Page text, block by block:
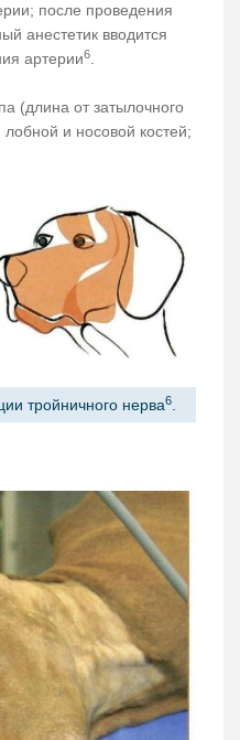
после проведения
анестетик вводится
артерии6.
(длина от затылочного
и носовой костей;
тройничного нерва6.